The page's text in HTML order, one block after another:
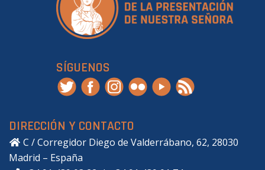
SÍGUENOS
DIRECCIÓN Y CONTACTO
C / Corregidor Diego de Valderrábano, 62, 28030
Madrid – España